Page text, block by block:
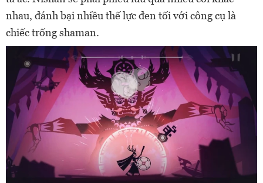
nhau, đánh bại nhiều thế lực đen tối với công cụ là
chiếc trống shaman.